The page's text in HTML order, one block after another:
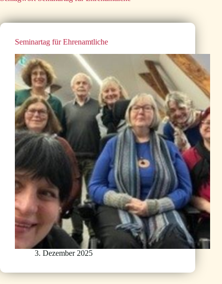
Seminartag für Ehrenamtliche
3. Dezember 2025